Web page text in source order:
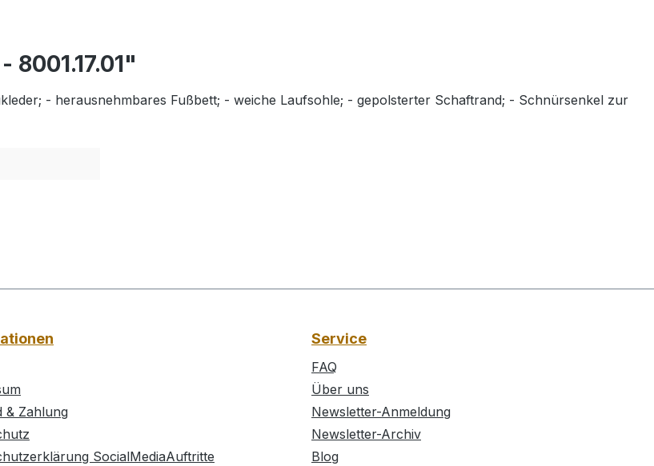
- herausnehmbares Fußbett; - weiche Laufsohle; - gepolsterter Schaftrand; - Schnürsenkel zur
& Zahlung
SocialMediaAuftritte
Service
FAQ
Über uns
Newsletter-Anmeldung
Newsletter-Archiv
Blog